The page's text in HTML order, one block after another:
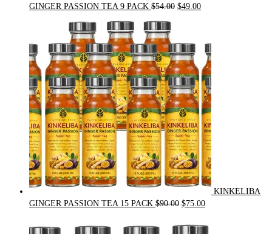
GINGER PASSION TEA 9 PACK $54.00 Original
$54.00.
$49.00Current
$49.00.
KINKELIBA
GINGER PASSION TEA 15 PACK $90.00 Original
was:
$75.00Current
is: